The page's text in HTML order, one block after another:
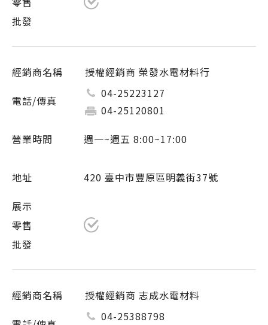
授權經銷商 榮發水電材料行
04-25223127
04-25120801
週一~週五 8:00~17:00
420 臺中市豐原區明義街37號
授權經銷商 志成水電材料
04-25388798